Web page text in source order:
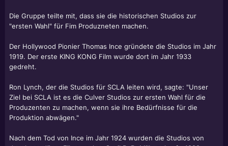
Die Gruppe teilte mit, dass sie die historischen Studios zur
"ersten Wahl" für Fim Produzneten machen.
Der Hollywood Pionier Thomas Ince gründete die Studios im Jahr
1919. Der erste KING KONG Film wurde dort im Jahr 1933
gedreht.
Ron Lynch, der die Studios für SCLA leiten wird, sagte: "Unser
Ziel bei SCLA ist es die Culver Studios zur ersten Wahl für die
Produzenten zu machen, wenn sie ihre Bedürfnisse für die
Produktion abwägen."
Nach dem Tod von Ince im Jahr 1924 wurden die Studios von